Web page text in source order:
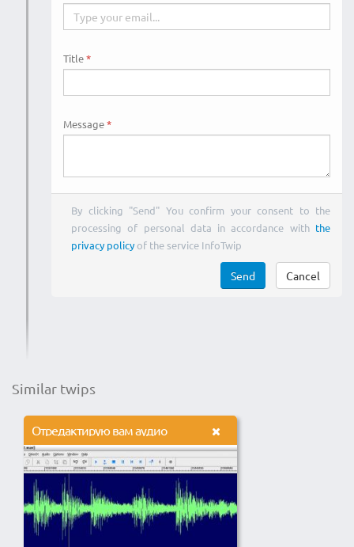
Title
Message
By clicking "Send" You confirm your consent to the
processing of personal data in accordance with the
privacy policyof the service InfoTwip
Send Cancel
Similar twips
Отредактирую вам аудио